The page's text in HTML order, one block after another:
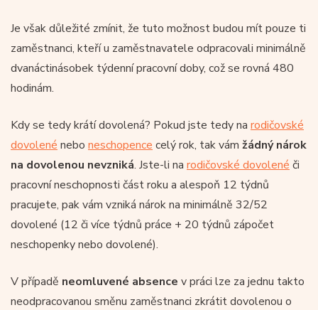
Je však důležité zmínit, že tuto možnost budou mít pouze ti
zaměstnanci, kteří u zaměstnavatele odpracovali minimálně
dvanáctinásobek týdenní pracovní doby, což se rovná 480
hodinám.
Kdy se tedy krátí dovolená? Pokud jste tedy na rodičovské
dovolené nebo neschopence celý rok, tak vám žádný nárok
na dovolenou nevzniká. Jste-li na rodičovské dovolené či
pracovní neschopnosti část roku a alespoň 12 týdnů
pracujete, pak vám vzniká nárok na minimálně 32/52
dovolené (12 či více týdnů práce + 20 týdnů zápočet
neschopenky nebo dovolené).
V případě neomluvené absence v práci lze za jednu takto
neodpracovanou směnu zaměstnanci zkrátit dovolenou o